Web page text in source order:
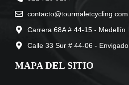
contacto@tourmaletcycling.com
Carrera 68A # 44-15 - Medellín
Calle 33 Sur # 44-06 - Envigado
MAPA DEL SITIO